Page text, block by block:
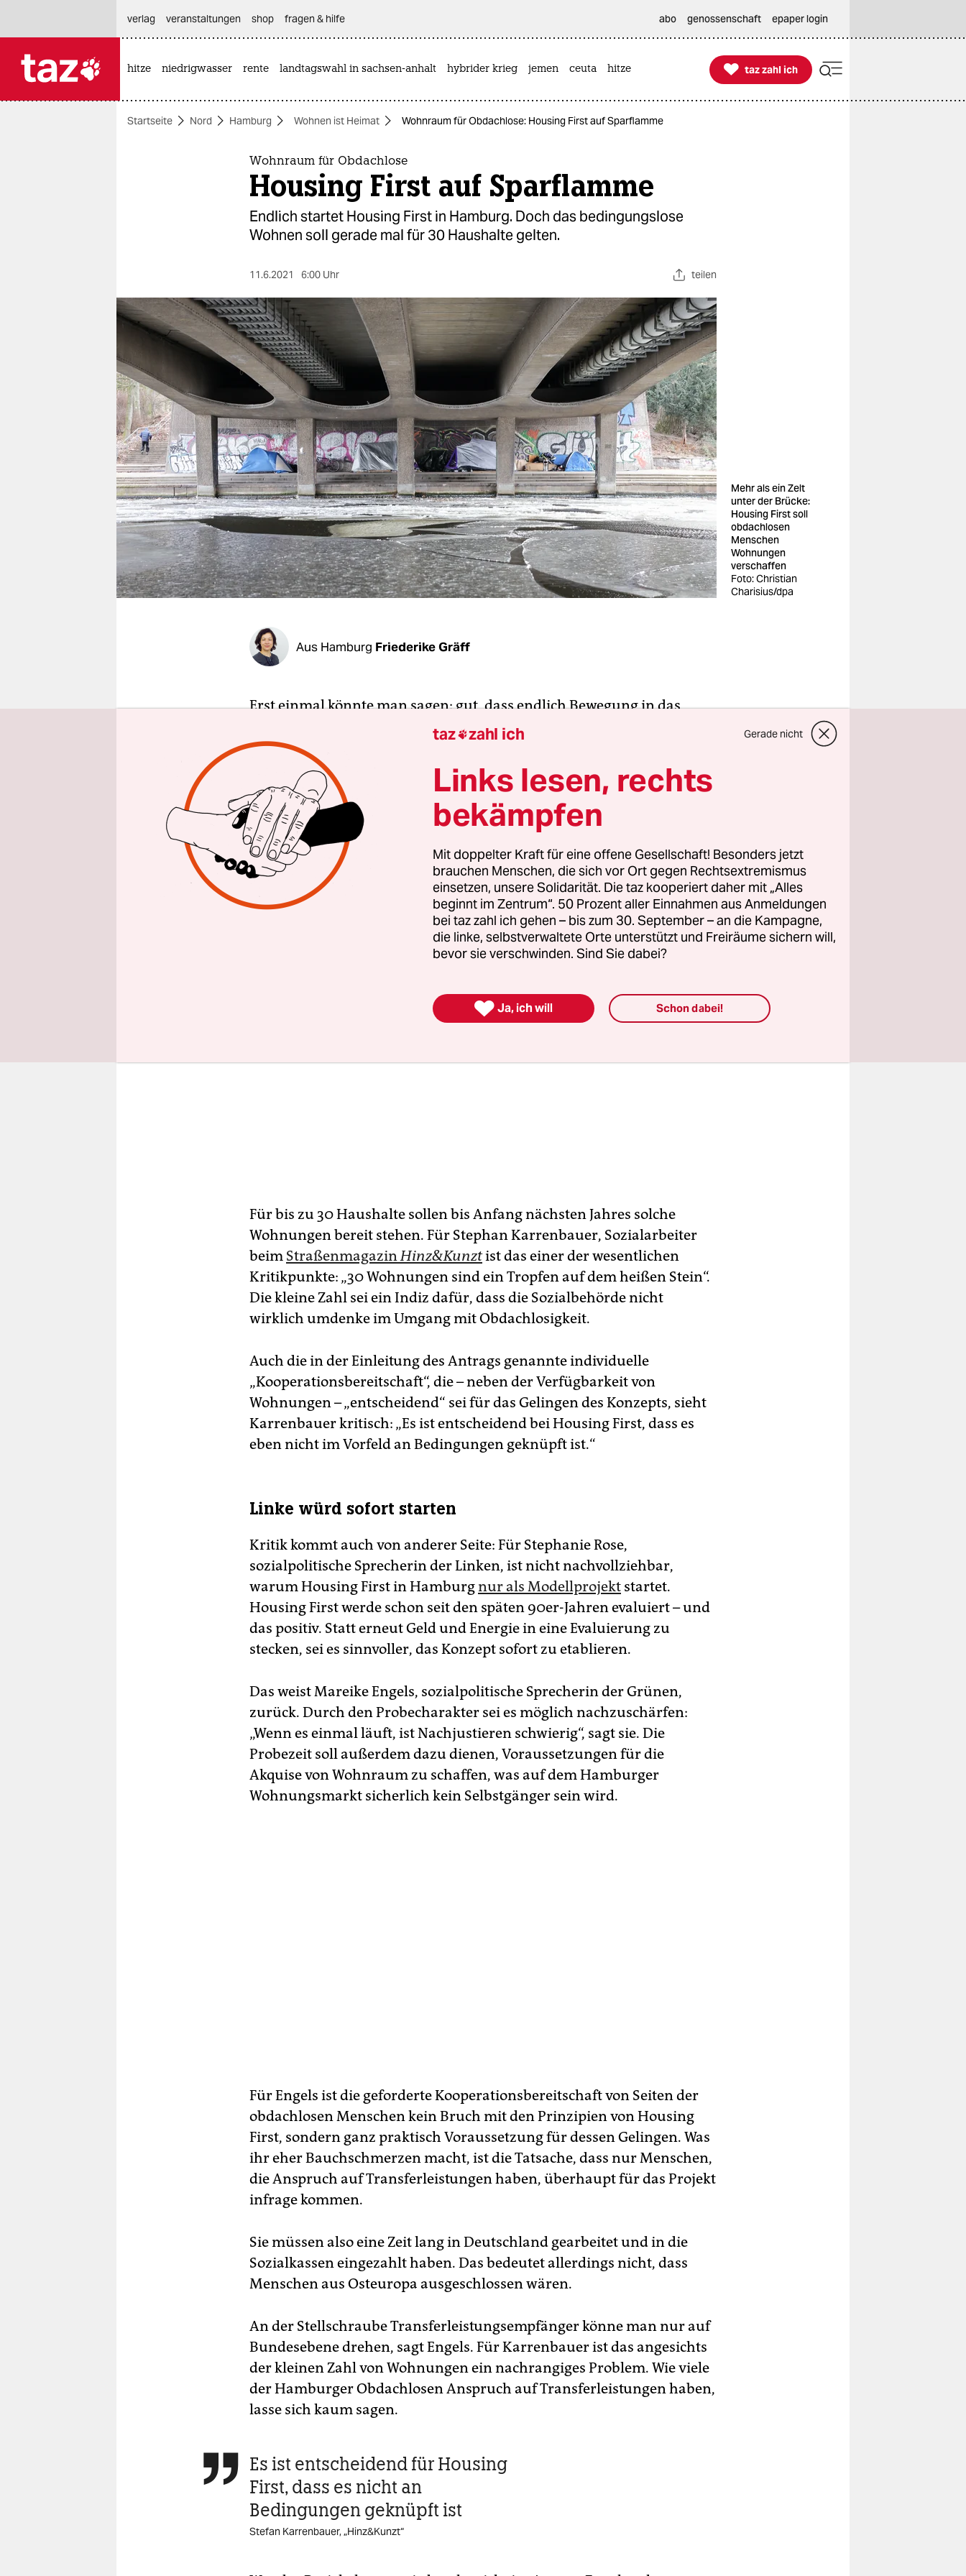
themen
berlin
nord
wahrheit
verlag
verlag
veranstaltungen
shop
fragen & hilfe
unterstützen
abo
verlag
veranstaltungen shop fragen & hilfe abo genossenschaft epaper login
hitze niedrigwasser rente landtagswahl in sachsen-anhalt hybrider krieg jemen ceuta hitze 
taz zahl ich
taz zahl ich
Startseite Nord Hamburg Wohnen ist Heimat Wohnraum für Obdachlose: Housing First auf Sparflamme
Wohnraum für Obdachlose
Housing First auf Sparflamme
Endlich startet Housing First in Hamburg. Doch das bedingungslose
Wohnen soll gerade mal für 30 Haushalte gelten.
11.6.2021 6:00 Uhr teilen
Mehr als ein Zelt
unter der Brücke:
Housing First soll
obdachlosen
Menschen
Wohnungen
verschaffen
Foto: Christian
Charisius/dpa
Aus Hamburg Friederike Gräff
Erst einmal könnte man sagen: gut, dass endlich Bewegung in das
„Housing First“ in Hamburg gekommen ist. Vor einem Jahr im
rot-grünen Koalitionsvertrag festgeschrieben, hat Rot-Grün nun ein
Housing-First-Modellprojekt in der Bürgerschaft verabschiedet.
Housing First, das bedeutet, obdachlosen Menschen ohne
Vorbedingung eine Wohnung zu geben. Die Idee dahinter ist, dass für
sehr viele der eigene Wohnraum Ausgangspunkt dafür ist, andere
Probleme wie Sucht oder Arbeitslosigkeit zu lösen – statt dass etwa ein
erfolgreicher Alkohol­entzug als Voraussetzung für die eigene
Wohnung verlangt wird.
Für bis zu 30 Haushalte sollen bis Anfang nächsten Jahres solche
Wohnungen bereit stehen. Für Stephan Karrenbauer, Sozialarbeiter
beim StraßenmagazinHinz&Kunztist das einer der wesentlichen
Kritikpunkte: „30 Wohnungen sind ein Tropfen auf dem heißen Stein“.
Die kleine Zahl sei ein Indiz dafür, dass die Sozialbehörde nicht
wirklich umdenke im Umgang mit Obdachlosigkeit.
Auch die in der Einleitung des Antrags genannte individuelle
„Kooperationsbereitschaft“, die – neben der Verfügbarkeit von
Wohnungen – „entscheidend“ sei für das Gelingen des Konzepts, sieht
Karrenbauer kritisch: „Es ist entscheidend bei Housing First, dass es
eben nicht im Vorfeld an Bedingungen geknüpft ist.“
Linke würd sofort starten
Kritik kommt auch von anderer Seite: Für Stephanie Rose,
sozialpolitische Sprecherin der Linken, ist nicht nachvollziehbar,
warum Housing First in Hamburgnur als Modellprojekt startet.
Housing First werde schon seit den späten 90er-Jahren evaluiert – und
das positiv. Statt erneut Geld und Energie in eine Evaluierung zu
stecken, sei es sinnvoller, das Konzept sofort zu etablieren.
Das weist Mareike Engels, sozialpolitische Sprecherin der Grünen,
zurück. Durch den Probecharakter sei es möglich nachzuschärfen:
„Wenn es einmal läuft, ist Nachjustieren schwierig“, sagt sie. Die
Probezeit soll außerdem dazu dienen, Voraussetzungen für die
Akquise von Wohnraum zu schaffen, was auf dem Hamburger
Wohnungsmarkt sicherlich kein Selbstgänger sein wird.
Für Engels ist die geforderte Kooperationsbereitschaft von Seiten der
obdachlosen Menschen kein Bruch mit den Prinzipien von Housing
First, sondern ganz praktisch Voraussetzung für dessen Gelingen. Was
ihr eher Bauchschmerzen macht, ist die Tatsache, dass nur Menschen,
die Anspruch auf Transferleistungen haben, überhaupt für das Projekt
infrage kommen.
Sie müssen also eine Zeit lang in Deutschland gearbeitet und in die
Sozialkassen eingezahlt haben. Das bedeutet allerdings nicht, dass
Menschen aus Osteuropa ausgeschlossen wären.
An der Stellschraube Transferleistungsempfänger könne man nur auf
Bundesebene drehen, sagt Engels. Für Karrenbauer ist das angesichts
der kleinen Zahl von Wohnungen ein nachrangiges Problem. Wie viele
der Hamburger Obdachlosen Anspruch auf Transferleistungen haben,
lasse sich kaum sagen.
 Es ist entscheidend für Housing
First, dass es nicht an
Bedingungen geknüpft ist
Stefan Karrenbauer, „Hinz&Kunzt“
taz zahl ich Gerade nicht
Links lesen, rechts
bekämpfen
Mit doppelter Kraft für eine offene Gesellschaft! Besonders jetzt
brauchen Menschen, die sich vor Ort gegen Rechtsextremismus
einsetzen, unsere Solidarität. Die taz kooperiert daher mit „Alles
beginnt im Zentrum“. 50 Prozent aller Einnahmen aus Anmeldungen
bei taz zahl ich gehen – bis zum 30. September – an die Kampagne,
die linke, selbstverwaltete Orte unterstützt und Freiräume sichern will,
bevor sie verschwinden. Sind Sie dabei?
 Ja, ich will Schon dabei!